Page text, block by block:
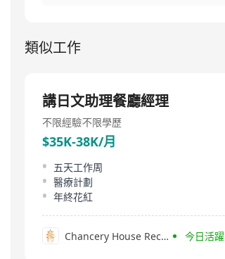
類似工作
講日文助理餐廳經理
不限經驗不限學歷
$35K-38K/月
五天工作周
醫療計劃
年終花紅
Chancery House Recruitment 今日活躍